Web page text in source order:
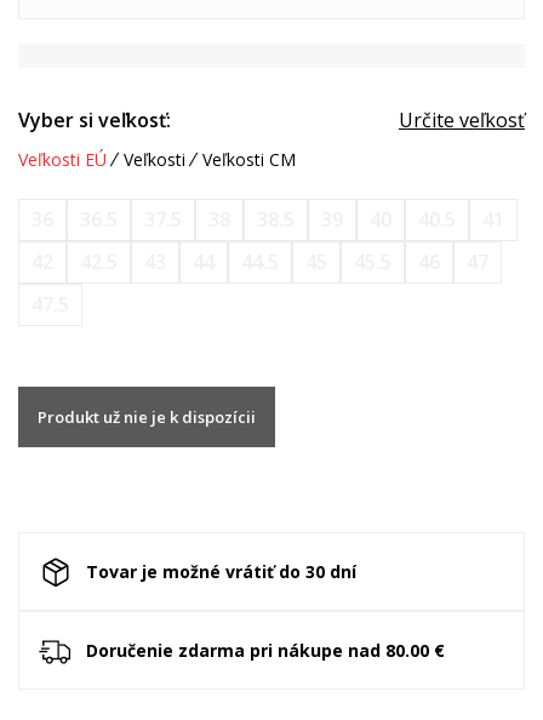
Vyber si veľkosť: Určite veľkosť
Veľkosti EÚ Veľkosti Veľkosti CM
Produkt už nie je k dispozícii
Tovar je možné vrátiť do 30 dní
Doručenie zdarma pri nákupe nad 80.00 €